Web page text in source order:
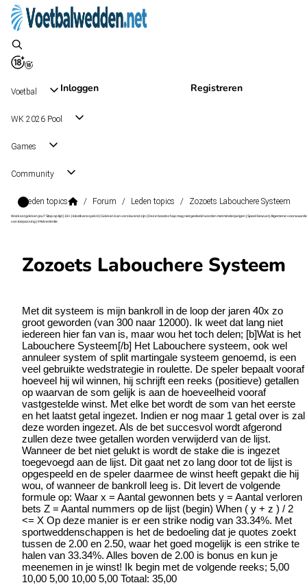
Inloggen Registreren
Voetbal
WK 2026 Pool
Games
Community
Leden topics / Forum / Leden topics / Zozoets Labouchere Systeem
Wat kost gokken jou? Stop op tijd | 18+ | loketkansspel.nl | Gokken kan verslavend zijn | Deze boodschap mag niet gedeeld worden met minderjarigen | Speel bewust | Algemene
van toepassing | #Advertentie
Zozoets Labouchere Systeem
Met dit systeem is mijn bankroll in de loop der jaren 40x zo
groot geworden (van 300 naar 12000). Ik weet dat lang niet
iedereen hier fan van is, maar wou het toch delen; [b]Wat is het
Labouchere Systeem[/b] Het Labouchere systeem, ook wel
annuleer system of split martingale systeem genoemd, is een
veel gebruikte wedstrategie in roulette. De speler bepaalt vooraf
hoeveel hij wil winnen, hij schrijft een reeks (positieve) getallen
op waarvan de som gelijk is aan de hoeveelheid vooraf
vastgestelde winst. Met elke bet wordt de som van het eerste
en het laatst getal ingezet. Indien er nog maar 1 getal over is zal
deze worden ingezet. Als de bet succesvol wordt afgerond
zullen deze twee getallen worden verwijderd van de lijst.
Wanneer de bet niet gelukt is wordt de stake die is ingezet
toegevoegd aan de lijst. Dit gaat net zo lang door tot de lijst is
opgespeeld en de speler daarmee de winst heeft gepakt die hij
wou, of wanneer de bankroll leeg is. Dit levert de volgende
formule op: Waar x = Aantal gewonnen bets y = Aantal verloren
bets Z = Aantal nummers op de lijst (begin) When ( y + z ) / 2
<= X Op deze manier is er een strike nodig van 33.34%. Met
sportweddenschappen is het de bedoeling dat je quotes zoekt
tussen de 2.00 en 2.50, waar het goed mogelijk is een strike te
halen van 33.34%. Alles boven de 2.00 is bonus en kun je
meenemen in je winst! Ik begin met de volgende reeks; 5,00
10,00 5,00 10,00 5,00 Totaal: 35,00